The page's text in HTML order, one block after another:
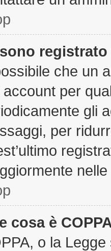
che un
account per
gli
per
cosa è
o la